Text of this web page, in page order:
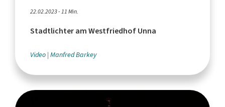
22.02.2023 - 11 Min.
Stadtlichter am Westfriedhof Unna
Video Manfred Barkey